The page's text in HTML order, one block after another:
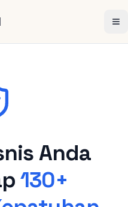
Anda
130+